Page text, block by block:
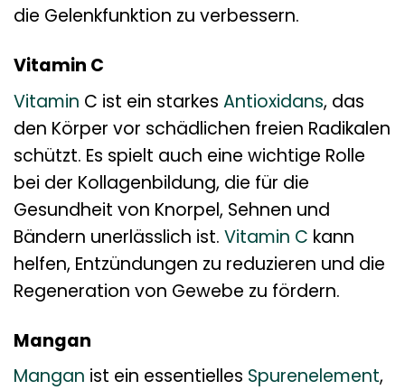
die Gelenkfunktion zu verbessern.
Vitamin C
Vitamin C ist ein starkes Antioxidans, das
den Körper vor schädlichen freien Radikalen
schützt. Es spielt auch eine wichtige Rolle
bei der Kollagenbildung, die für die
Gesundheit von Knorpel, Sehnen und
Bändern unerlässlich ist. Vitamin C kann
helfen, Entzündungen zu reduzieren und die
Regeneration von Gewebe zu fördern.
Mangan
Mangan ist ein essentielles Spurenelement,